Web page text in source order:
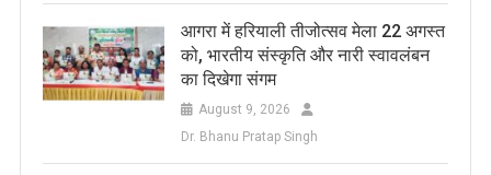
आगरा में हरियाली तीजोत्सव मेला 22 अगस्त
को, भारतीय संस्कृति और नारी स्वावलंबन
का दिखेगा संगम
August 9, 2026
Dr. Bhanu Pratap Singh